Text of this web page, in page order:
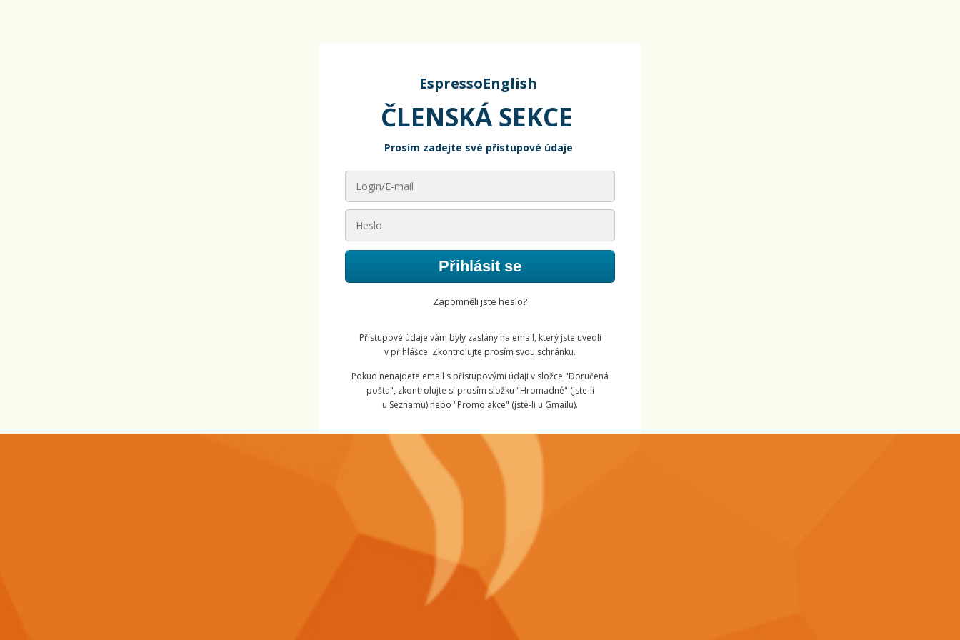
EspressoEnglish
ČLENSKÁ SEKCE
Prosím zadejte své přístupové údaje
Přihlásit se
Zapomněli jste heslo?
Přístupové údaje vám byly zaslány na email, který jste uvedli
v přihlášce. Zkontrolujte prosím svou schránku.
Pokud nenajdete email s přístupovými údaji v složce "Doručená
pošta", zkontrolujte si prosím složku "Hromadné" (jste-li
u Seznamu) nebo "Promo akce" (jste-li u Gmailu).